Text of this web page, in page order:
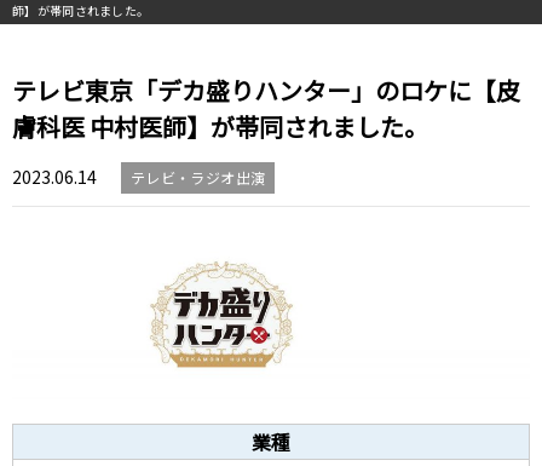
師】が帯同されました。
テレビ東京「デカ盛りハンター」のロケに【皮
膚科医 中村医師】が帯同されました。
2023.06.14 テレビ・ラジオ出演
業種